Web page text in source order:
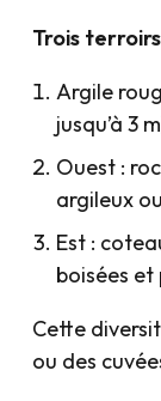
Trois
Argile
jusqu’à 3
Ouest :
argileux
Est :
boisées
Cette
ou des